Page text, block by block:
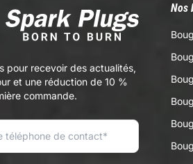
pour recevoir des actualités,
et une réduction de 10 %
commande.
Nos